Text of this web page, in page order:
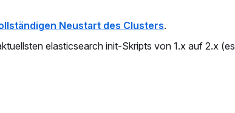
Neustart des Clusters.
elasticsearch init-Skripts von 1.x auf 2.x (es